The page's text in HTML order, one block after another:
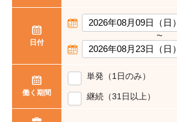
日付
〜
働く期間
単発（1日のみ）
継続（31日以上）